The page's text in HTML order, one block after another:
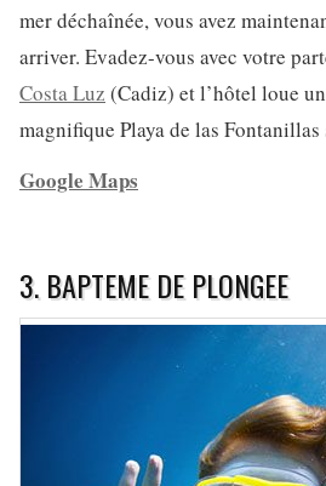
mer déchaînée, vous avez
arriver. Evadez-vous avec votre
Costa Luz (Cadiz) et l’hôtel loue
magnifique Playa de las
Google Maps
3. BAPTEME DE PLONGEE